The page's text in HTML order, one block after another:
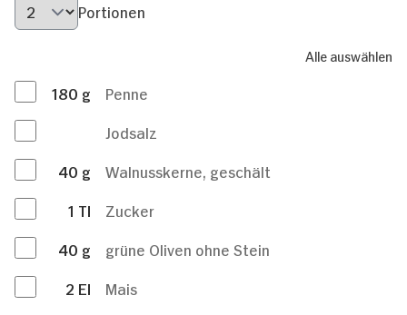
Portionen
Alle auswählen
180 g
Penne
Jodsalz
40 g
Walnusskerne, geschält
1 Tl
Zucker
40 g
grüne Oliven ohne Stein
2 El
Mais